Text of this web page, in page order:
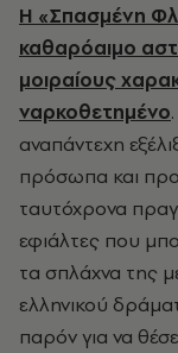
Η «Σπασμένη
καθαρόαιμο
μοιραίους
ναρκοθετημένο
αναπάντεχη
πρόσωπα και
ταυτόχρονα
εφιάλτες που
τα σπλάχνα της
ελληνικού
παρόν για να